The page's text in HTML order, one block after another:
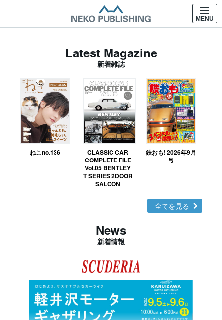
MENU
Latest Magazine
新着雑誌
ねこno.136
CLASSIC CAR
COMPLETE FILE
Vol.05 BENTLEY
T SERIES 2DOOR
SALOON
鉄おも! 2026年9月
号
全てを見る
News
新着情報